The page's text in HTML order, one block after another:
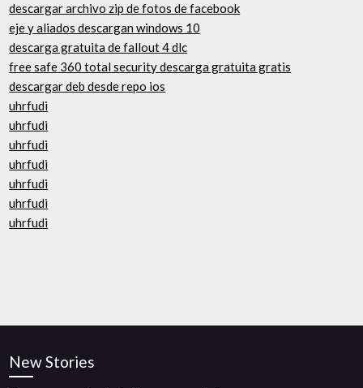
descargar archivo zip de fotos de facebook
eje y aliados descargan windows 10
descarga gratuita de fallout 4 dlc
free safe 360 ​​total security descarga gratuita gratis
descargar deb desde repo ios
uhrfudi
uhrfudi
uhrfudi
uhrfudi
uhrfudi
uhrfudi
uhrfudi
New Stories